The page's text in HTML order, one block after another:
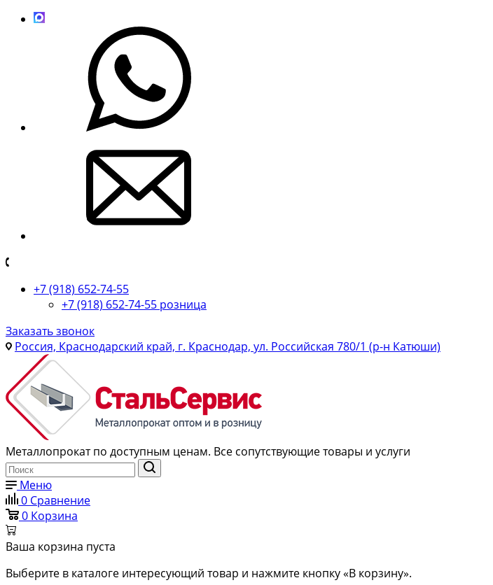
+7 (918) 652-74-55
+7 (918) 652-74-55 розница
Заказать звонок
Россия, Краснодарский край, г. Краснодар, ул. Российская 780/1 (р-н Катюши)
Металлопрокат по доступным ценам. Все сопутствующие товары и услуги
Меню
0 Сравнение
0 Корзина
Ваша корзина пуста
Выберите в каталоге интересующий товар и нажмите кнопку «В корзину».